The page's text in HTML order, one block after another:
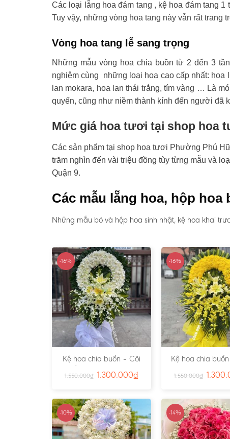
Các loại lẵng hoa đám tang , kệ hoa đám tang
Tuy vậy, những vòng hoa tang này vẫn rất trang
Vòng hoa tang lễ sang trọng
Những mẫu vòng hoa chia buồn từ 2 đến 3
nghiệm cùng những loại hoa cao cấp nhất: hoa
lan mokara, hoa lan thái trắng, tím vàng … Là
quyến, cũng như niềm thành kính đến người đã
Mức giá hoa tươi tại shop hoa
Các sản phẩm tại shop hoa tươi Phường Phú
trăm nghìn đến vài triệu đồng tùy từng mẫu và
Quận 9.
Các mẫu lẵng hoa, hộp hoa
Những mẫu bó và hộp hoa sinh nhật, kệ hoa khai
-16%
Kệ hoa chia buồn – Cõi
Trần Gian – Ms:4724
1.550.000₫ 1.300.000₫
-16%
Kệ hoa chia
1.550.000₫
-10% -14%